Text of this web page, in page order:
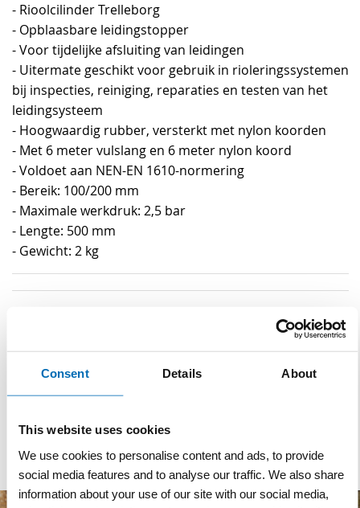
Consent Details About
This website uses cookies
We use cookies to personalise content and ads, to provide
social media features and to analyse our traffic. We also share
information about your use of our site with our social media,
- Rioolcilinder Trelleborg
- Opblaasbare leidingstopper
- Voor tijdelijke afsluiting van leidingen
- Uitermate geschikt voor gebruik in rioleringssystemen
bij inspecties, reiniging, reparaties en testen van het
leidingsysteem
- Hoogwaardig rubber, versterkt met nylon koorden
- Met 6 meter vulslang en 6 meter nylon koord
- Voldoet aan NEN-EN 1610-normering
- Bereik: 100/200 mm
- Maximale werkdruk: 2,5 bar
- Lengte: 500 mm
- Gewicht: 2 kg
Specificaties
Merk
Materiaal